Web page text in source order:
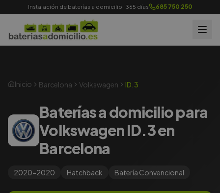
Instalación de baterías a domicilio · 365 días 685 750 250
Inicio Barcelona Volkswagen ID.3
Baterías a domicilio para
Volkswagen ID.3 en
Barcelona
2020-2020 Hatchback Batería Convencional